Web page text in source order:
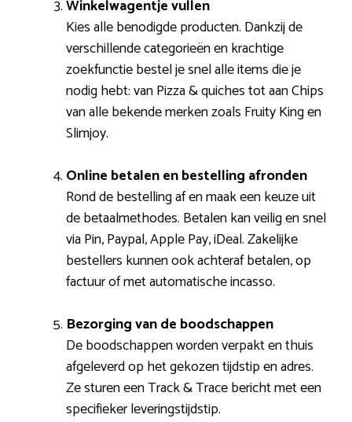
Winkelwagentje vullen
Kies alle benodigde producten. Dankzij de
verschillende categorieën en krachtige
zoekfunctie bestel je snel alle items die je
nodig hebt: van Pizza & quiches tot aan Chips
van alle bekende merken zoals Fruity King en
Slimjoy.
Online betalen en bestelling afronden
Rond de bestelling af en maak een keuze uit
de betaalmethodes. Betalen kan veilig en snel
via Pin, Paypal, Apple Pay, iDeal. Zakelijke
bestellers kunnen ook achteraf betalen, op
factuur of met automatische incasso.
Bezorging van de boodschappen
De boodschappen worden verpakt en thuis
afgeleverd op het gekozen tijdstip en adres.
Ze sturen een Track & Trace bericht met een
specifieker leveringstijdstip.